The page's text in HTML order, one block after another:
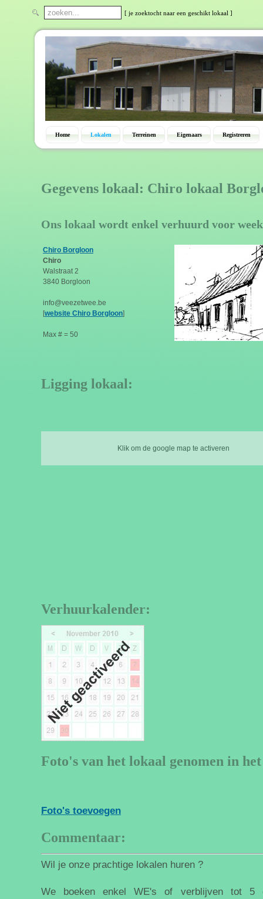
[ je zoektocht naar een geschikt lokaal ]
Home Lokalen Terreinen Eigenaars Registreren
Gegevens lokaal: Chiro lokaal
Ons lokaal wordt enkel verhuurd voor
Chiro Borgloon
Chiro
Walstraat 2
3840 Borgloon
info@veezetwee.be
[website Chiro Borgloon]
Max # = 50
Ligging lokaal:
Klik om de google map te activeren
Verhuurkalender:
Foto's van het lokaal genomen in
Foto's toevoegen
Commentaar:
Wil je onze prachtige lokalen huren ?
We boeken enkel WE's of verblijven tot 5